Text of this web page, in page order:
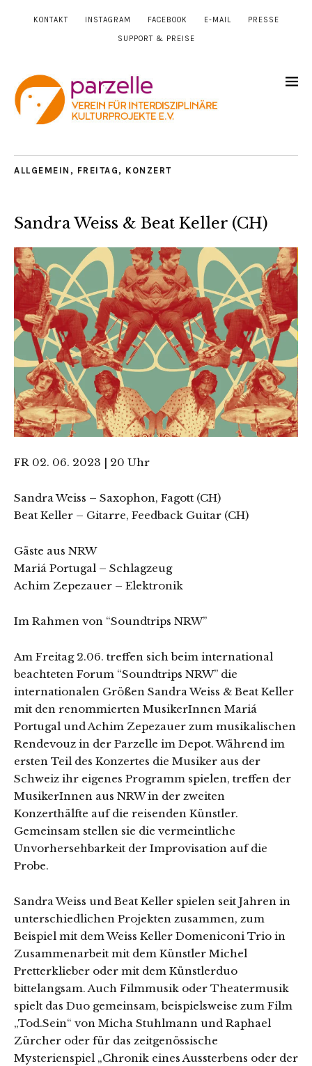
KONTAKT INSTAGRAM FACEBOOK E-MAIL PRESSE
SUPPORT & PREISE
ALLGEMEIN , FREITAG , KONZERT
Sandra Weiss & Beat Keller (CH)
FR 02. 06. 2023 | 20 Uhr
Sandra Weiss – Saxophon, Fagott (CH)
Beat Keller – Gitarre, Feedback Guitar (CH)
Gäste aus NRW
Mariá Portugal – Schlagzeug
Achim Zepezauer – Elektronik
Im Rahmen von “Soundtrips NRW”
Am Freitag 2.06. treffen sich beim international
beachteten Forum “Soundtrips NRW” die
internationalen Größen Sandra Weiss & Beat Keller
mit den renommierten MusikerInnen Mariá
Portugal und Achim Zepezauer zum musikalischen
Rendevouz in der Parzelle im Depot. Während im
ersten Teil des Konzertes die Musiker aus der
Schweiz ihr eigenes Programm spielen, treffen der
MusikerInnen aus NRW in der zweiten
Konzerthälfte auf die reisenden Künstler.
Gemeinsam stellen sie die vermeintliche
Unvorhersehbarkeit der Improvisation auf die
Probe.
Sandra Weiss und Beat Keller spielen seit Jahren in
unterschiedlichen Projekten zusammen, zum
Beispiel mit dem Weiss Keller Domeniconi Trio in
Zusammenarbeit mit dem Künstler Michel
Pretterklieber oder mit dem Künstlerduo
bittelangsam. Auch Filmmusik oder Theatermusik
spielt das Duo gemeinsam, beispielsweise zum Film
„Tod.Sein“ von Micha Stuhlmann und Raphael
Zürcher oder für das zeitgenössische
Mysterienspiel „Chronik eines Aussterbens oder der